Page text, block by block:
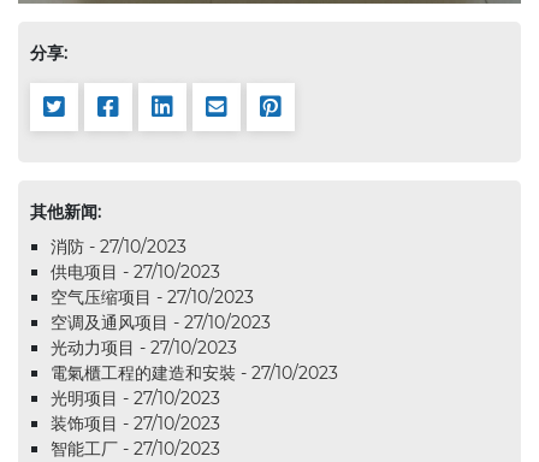
分享:
其他新闻:
消防 - 27/10/2023
供电项目 - 27/10/2023
空气压缩项目 - 27/10/2023
空调及通风项目 - 27/10/2023
光动力项目 - 27/10/2023
電氣櫃工程的建造和安裝 - 27/10/2023
光明项目 - 27/10/2023
装饰项目 - 27/10/2023
智能工厂 - 27/10/2023